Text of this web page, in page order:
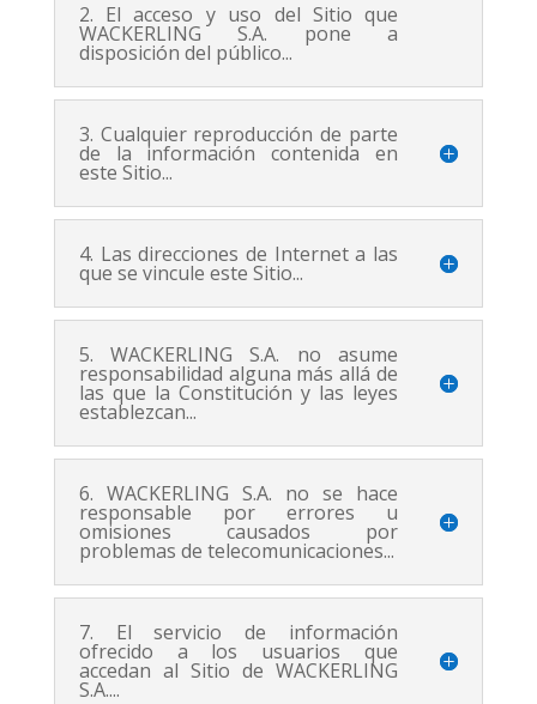
2. El acceso y uso del Sitio que
WACKERLING S.A. pone a
disposición del público...
3. Cualquier reproducción de parte
de la información contenida en
este Sitio...
4. Las direcciones de Internet a las
que se vincule este Sitio...
5. WACKERLING S.A. no asume
responsabilidad alguna más allá de
las que la Constitución y las leyes
establezcan...
6. WACKERLING S.A. no se hace
responsable por errores u
omisiones causados por
problemas de telecomunicaciones...
7. El servicio de información
ofrecido a los usuarios que
accedan al Sitio de WACKERLING
S.A....